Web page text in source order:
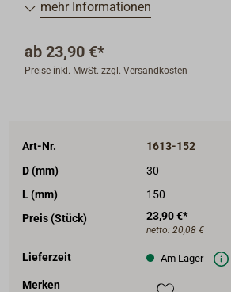
Teak
(alles problemlos möglich),
braune
vollständig recycelbar oder wie
entsorgbar
mehr Informationen
ab 23,90 €*
Preise inkl. MwSt. zzgl. Versandkosten
Art-Nr.
1613-152
D (mm)
30
L (mm)
150
Preis (Stück)
23,90 €*
netto: 20,08 €
Lieferzeit Am Lager
Merken